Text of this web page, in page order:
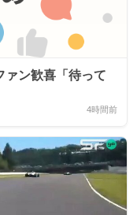
ァン歓喜「待って
4時間前